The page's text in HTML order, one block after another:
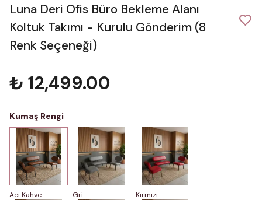
Luna Deri Ofis Büro Bekleme Alanı
Koltuk Takımı - Kurulu Gönderim (8
Renk Seçeneği)
₺ 12,499.00
Kumaş Rengi
Acı Kahve Gri Kırmızı